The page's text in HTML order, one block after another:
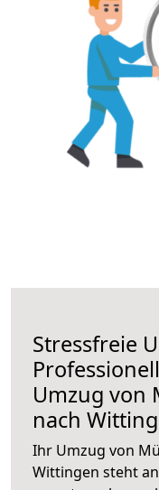
Stressfreie
Umzug von
nach
Ihr Umzug von
Wittingen steht